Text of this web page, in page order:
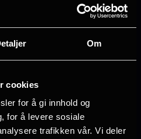
Om
cookies
for å gi innhold og
for å levere sosiale
trafikken vår. Vi deler
visninger for denne uken.
visning